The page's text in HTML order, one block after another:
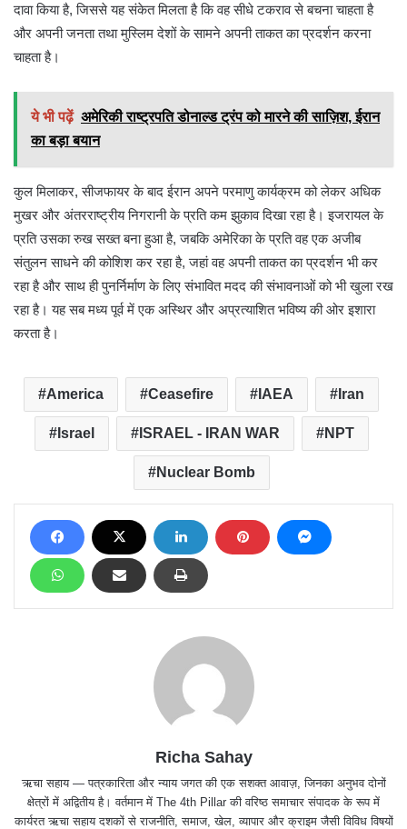
दावा किया है, जिससे यह संकेत मिलता है कि वह सीधे टकराव से बचना चाहता है
और अपनी जनता तथा मुस्लिम देशों के सामने अपनी ताकत का प्रदर्शन करना
चाहता है।
ये भी पढ़ें अमेरिकी राष्ट्रपति डोनाल्ड ट्रंप को मारने की साज़िश, ईरान
का बड़ा बयान
कुल मिलाकर, सीजफायर के बाद ईरान अपने परमाणु कार्यक्रम को लेकर अधिक
मुखर और अंतरराष्ट्रीय निगरानी के प्रति कम झुकाव दिखा रहा है। इजरायल के
प्रति उसका रुख सख्त बना हुआ है, जबकि अमेरिका के प्रति वह एक अजीब
संतुलन साधने की कोशिश कर रहा है, जहां वह अपनी ताकत का प्रदर्शन भी कर
रहा है और साथ ही पुनर्निर्माण के लिए संभावित मदद की संभावनाओं को भी खुला रख
रहा है। यह सब मध्य पूर्व में एक अस्थिर और अप्रत्याशित भविष्य की ओर इशारा
करता है।
America Ceasefire IAEA Iran
Israel ISRAEL - IRAN WAR NPT
Nuclear Bomb
Richa Sahay
ऋचा सहाय — पत्रकारिता और न्याय जगत की एक सशक्त आवाज़, जिनका अनुभव दोनों
क्षेत्रों में अद्वितीय है। वर्तमान में The 4th Pillar की वरिष्ठ समाचार संपादक के रूप में
कार्यरत ऋचा सहाय दशकों से राजनीति, समाज, खेल, व्यापार और क्राइम जैसी विविध विषयों